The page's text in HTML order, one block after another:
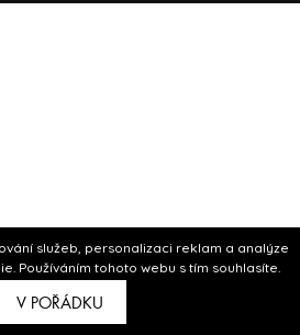
služeb, personalizaci reklam a analýze
Používáním tohoto webu s tím souhlasíte.
V POŘÁDKU